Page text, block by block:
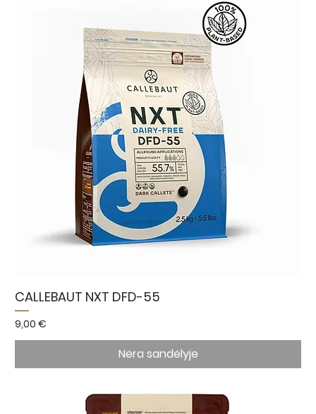
CALLEBAUT NXT DFD-55
Kaina
9,00 €
Nėra sandėlyje